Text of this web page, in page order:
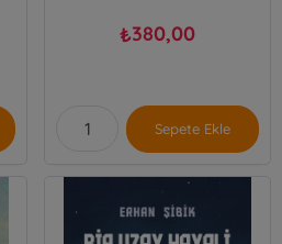
₺380,00
Sepete Ekle